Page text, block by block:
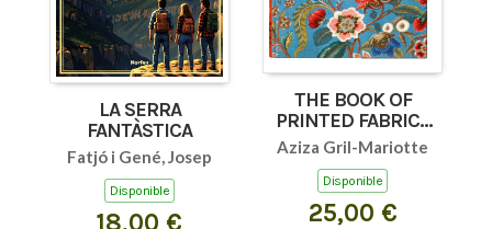
LA SERRA
FANTÀSTICA
Fatjó i Gené, Josep
Disponible
18,00 €
THE BOOK OF
PRINTED FABRICS
45TH ED.
Aziza Gril-Mariotte
Disponible
25,00 €